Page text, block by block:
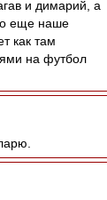
и димарий, а
еще наше
как там
на футбол